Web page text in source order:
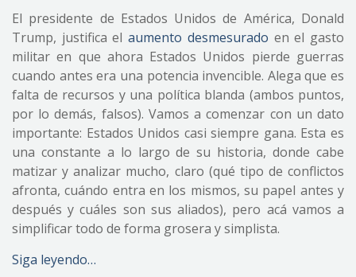
El presidente de Estados Unidos de América, Donald
Trump, justifica elaumento desmesurado en el gasto
militar en que ahora Estados Unidos pierde guerras
cuando antes era una potencia invencible. Alega que es
falta de recursos y una política blanda (ambos puntos,
por lo demás, falsos). Vamos a comenzar con un dato
importante: Estados Unidos casi siempre gana. Esta es
una constante a lo largo de su historia, donde cabe
matizar y analizar mucho, claro (qué tipo de conflictos
afronta, cuándo entra en los mismos, su papel antes y
después y cuáles son sus aliados), pero acá vamos a
simplificar todo de forma grosera y simplista.
Siga leyendo…